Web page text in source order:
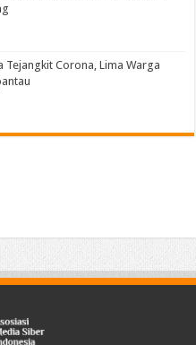
Tejangkit Corona, Lima Warga